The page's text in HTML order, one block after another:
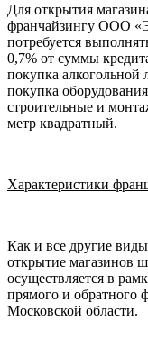
Для открытия
франчайзингу ООО
потребуется
0,7% от суммы
покупка алкогольной
покупка
строительные и
метр квадратный.
Характеристики
Как и все другие
открытие магазинов
осуществляется в
прямого и обратного
Московской области.